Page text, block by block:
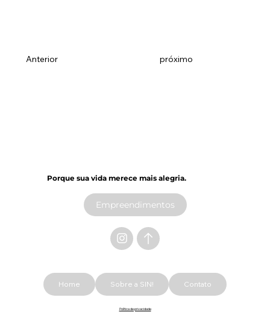
Anterior próximo
Porque sua vida merece mais alegria.​
Home Sobre a SIN! Contato
Política de privacidade
Empreendimentos